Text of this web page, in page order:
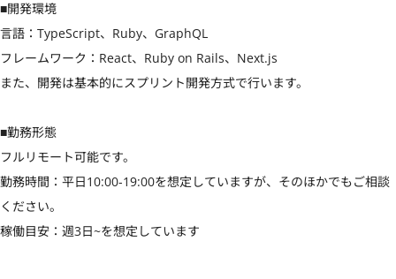
■開発環境
言語：TypeScript、Ruby、GraphQL
フレームワーク：React、Ruby on Rails、Next.js
また、開発は基本的にスプリント開発方式で行います。
■勤務形態
フルリモート可能です。
勤務時間：平日10:00-19:00を想定していますが、そのほかでもご相談
ください。
稼働目安：週3日~を想定しています